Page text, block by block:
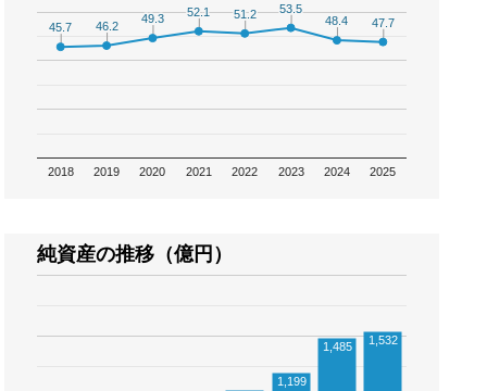
2018 2019 2020 2021 2022 2023 2024 2025
45.7
45.7 46.2
46.2
49.3
49.3
52.1
52.1 51.2
51.2 53.5
53.5
48.4
48.4 47.7
47.7
純資産の推移（億円）
1,199
1,485 1,532